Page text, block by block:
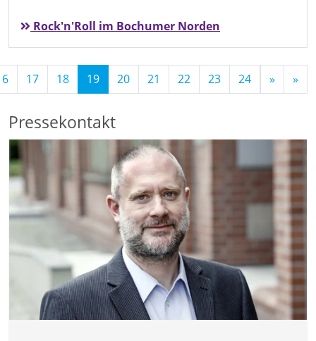
Rock'n'Roll im Bochumer Norden
17 18 19(Standort)
20 21 22 23 24 » »
Pressekontakt